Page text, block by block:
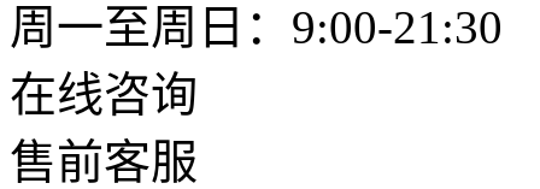
周一至周日：9:00-21:30
在线咨询
售前客服